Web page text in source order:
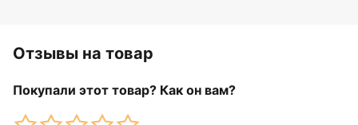
Отзывы на товар
Покупали этот товар? Как он вам?